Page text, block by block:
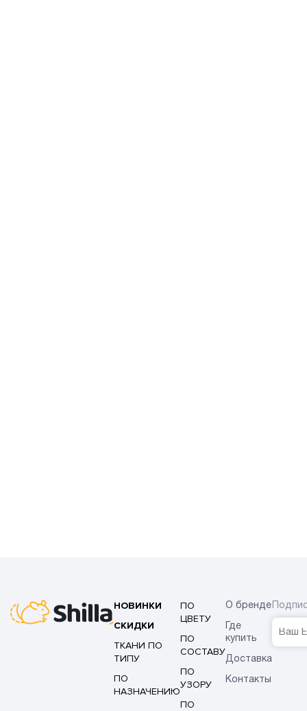
НОВИНКИ
СКИДКИ
ТКАНИ ПО
ТИПУ
ПО
НАЗНАЧЕНИЮ
ПО
ЦВЕТУ
ПО
СОСТАВУ
ПО
УЗОРУ
ПО
О бренде
Где
купить
Доставка
Контакты